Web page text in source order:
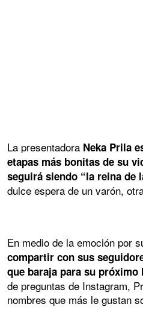
La presentadora Neka Prila
etapas más bonitas de su
seguirá siendo “la reina de
dulce espera de un varón,
En medio de la emoción por
compartir con sus
que baraja para su próximo
de preguntas de Instagram,
nombres que más le gustan